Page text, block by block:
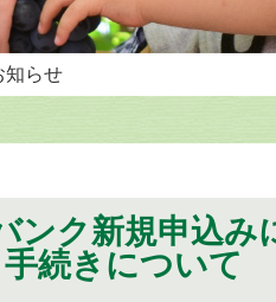
らせ
ンク新規申込み
手続きについて